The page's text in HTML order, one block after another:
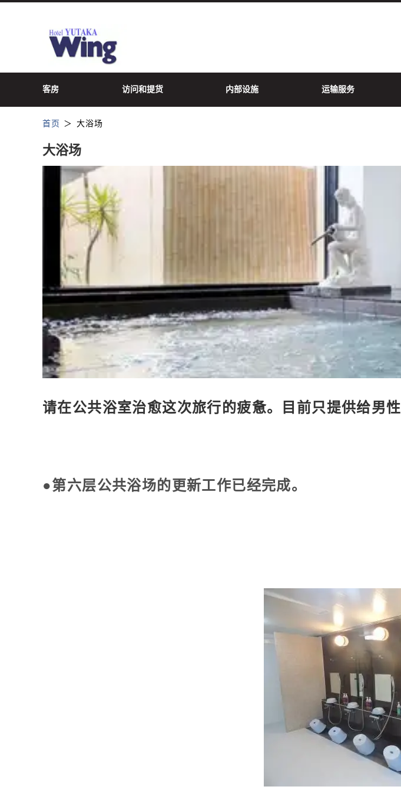
客房 访问和提货 内部设施 运输服务
首页 大浴场
大浴场
请在公共浴室治愈这次旅行的疲惫。目前只提供给男性
●第六层公共浴场的更新工作已经完成。